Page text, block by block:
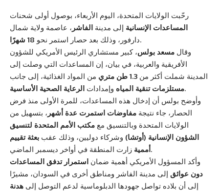
رحّبت الولايات المتحدة، اليوم الأربعاء، بوصول أولى شحنات
المساعدات الإنسانية إلى مدينة الفاشر ، عاصمة ولاية شمال
دارفور، وذلك بعد حصار استمر نحو 18 شهرًا
.
وقال مسعد بولس، كبير مستشاري الرئيس الأمريكي للشؤون
الأفريقية والعربية، في بيان، إن المساعدات التي وصلت إلى
المدينة شملت أكثر من 1.3 طن متري
من المواد الغذائية، إلى جانب
مستلزمات تنقية المياه وإمدادات الرعاية الصحية الأساسية
.
وأوضح بولس أن إدخال هذه المساعدات، للمرة الأولى منذ فرض
الحصار، جاء نتيجة مفاوضات استمرت عدة أشهر ، بتسهيل من
الولايات المتحدة وبالتنسيق مع مكتب الأمم المتحدة لتنسيق
الشؤون الإنسانية (أوتشا) وشركاء دوليين، وذلك عقب بعثة تقييم
أمميةزارت المنطقة في أواخر ديسمبر الماضي.
وأكد المسؤول الأمريكي أهمية ضمان استمرار تدفق المساعدات
دون عوائق إلى مدينة الفاشر ومناطق أخرى في السودان، مشيرًا
إلى أن بلاده تواصل جهودها الدبلوماسية لدعم التوصل إلى هدنة